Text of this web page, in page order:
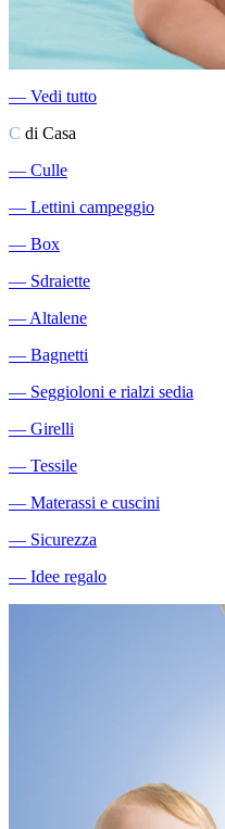
― Vedi tutto
C di Casa
― Culle
― Lettini campeggio
― Box
― Sdraiette
― Altalene
― Bagnetti
― Seggioloni e rialzi sedia
― Girelli
― Tessile
― Materassi e cuscini
― Sicurezza
― Idee regalo